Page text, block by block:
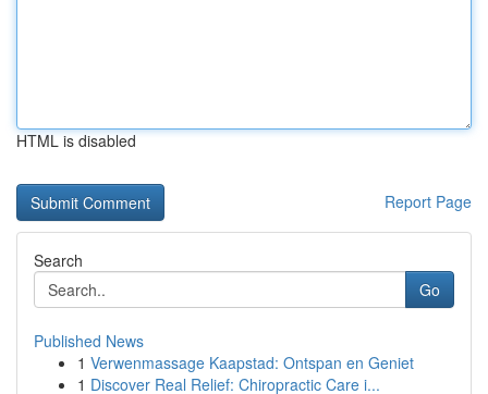
HTML is disabled
Report Page
Search
Go
Published News
1 Verwenmassage Kaapstad: Ontspan en Geniet
1 Discover Real Relief: Chiropractic Care i...